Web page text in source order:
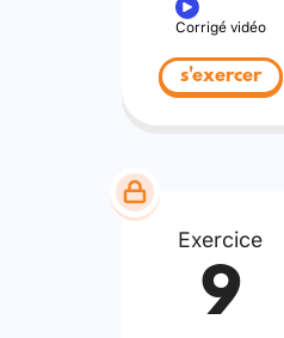
Corrigé vidéo
s'exercer
Exercice
9